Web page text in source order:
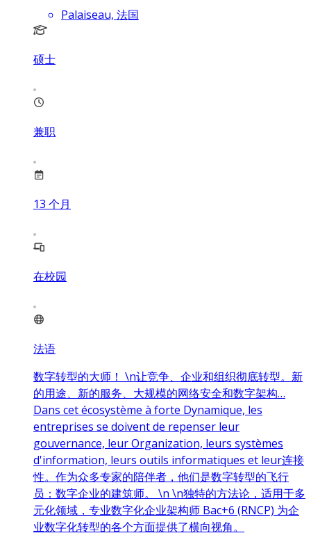
Palaiseau, 法国
硕士
兼职
13 个月
在校园
法语
数字转型的大师！ \n让竞争、企业和组织彻底转型。新
的用途、新的服务、大规模的网络安全和数字架构…
Dans cet écosystème à forte Dynamique, les
entreprises se doivent de repenser leur
gouvernance, leur Organization, leurs systèmes
d'information, leurs outils informatiques et leur连接
性。作为众多专家的陪伴者，他们是数字转型的飞行
员：数字企业的建筑师。 \n \n独特的方法论，适用于多
元化领域，专业数字化企业架构师 Bac+6 (RNCP) 为企
业数字化转型的各个方面提供了横向视角。